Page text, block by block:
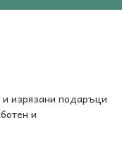
изрязани подаръци
и